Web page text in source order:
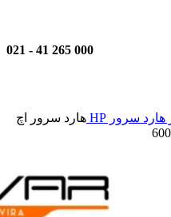
000 265 41
-
هارد سرور HP
هارد سرور اچ